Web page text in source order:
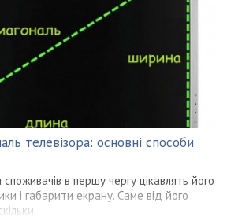
телевізора: основні способи
в першу чергу цікавлять його
і габарити екрану. Саме від його